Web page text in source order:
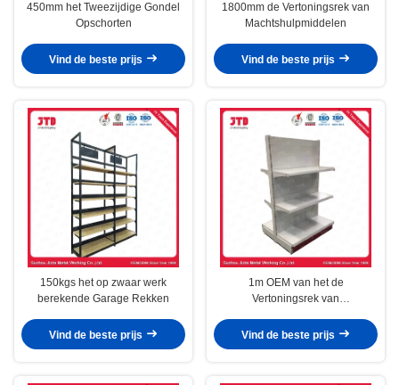
450mm het Tweezijdige Gondel
Opschorten
Vind de beste prijs
1800mm de Vertoningsrek van
Machtshulpmiddelen
Vind de beste prijs
150kgs het op zwaar werk
berekende Garage Rekken
Vind de beste prijs
1m OEM van het de
Vertoningsrek van
de Witmetaalopslag
Vind de beste prijs